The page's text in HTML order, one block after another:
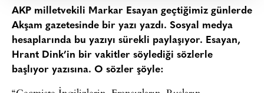
AKP milletvekili Markar Esayan geçtiğimiz günlerde
Akşam gazetesinde bir yazı yazdı. Sosyal medya
hesaplarında bu yazıyı sürekli paylaşıyor. Esayan,
Hrant Dink’in bir vakitler söylediği sözlerle
başlıyor yazısına. O sözler şöyle: